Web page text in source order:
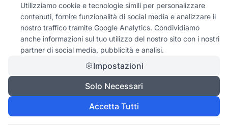
Utilizziamo cookie e tecnologie simili per personalizzare
contenuti, fornire funzionalità di social media e analizzare il
nostro traffico tramite Google Analytics. Condividiamo
anche informazioni sul tuo utilizzo del nostro sito con i nostri
partner di social media, pubblicità e analisi.
Impostazioni
Solo Necessari
Accetta Tutti